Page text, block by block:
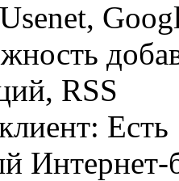
RSS
Есть
Интернет-